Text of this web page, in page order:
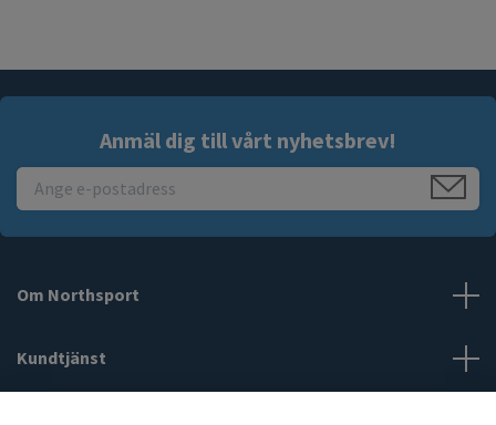
Anmäl dig till vårt nyhetsbrev!
Om Northsport
Kundtjänst